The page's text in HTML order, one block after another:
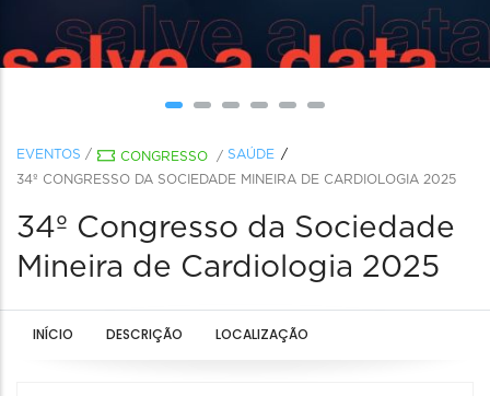
EVENTOS / CONGRESSO / SAÚDE
34º CONGRESSO DA SOCIEDADE MINEIRA DE CARDIOLOGIA 2025
34º Congresso da Sociedade
Mineira de Cardiologia 2025
INÍCIO DESCRIÇÃO LOCALIZAÇÃO